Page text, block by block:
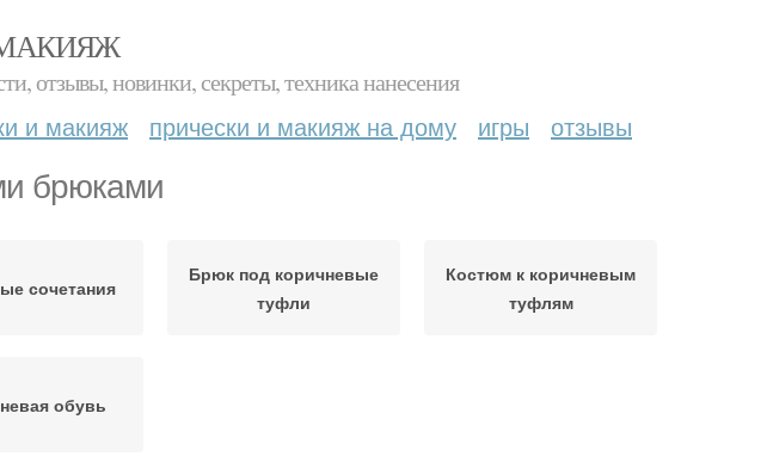
отзывы, новинки, секреты, техника нанесения
и макияж прически и макияж на дому игры отзывы
брюками
сочетания
Брюк под коричневые
туфли
Костюм к коричневым
туфлям
обувь